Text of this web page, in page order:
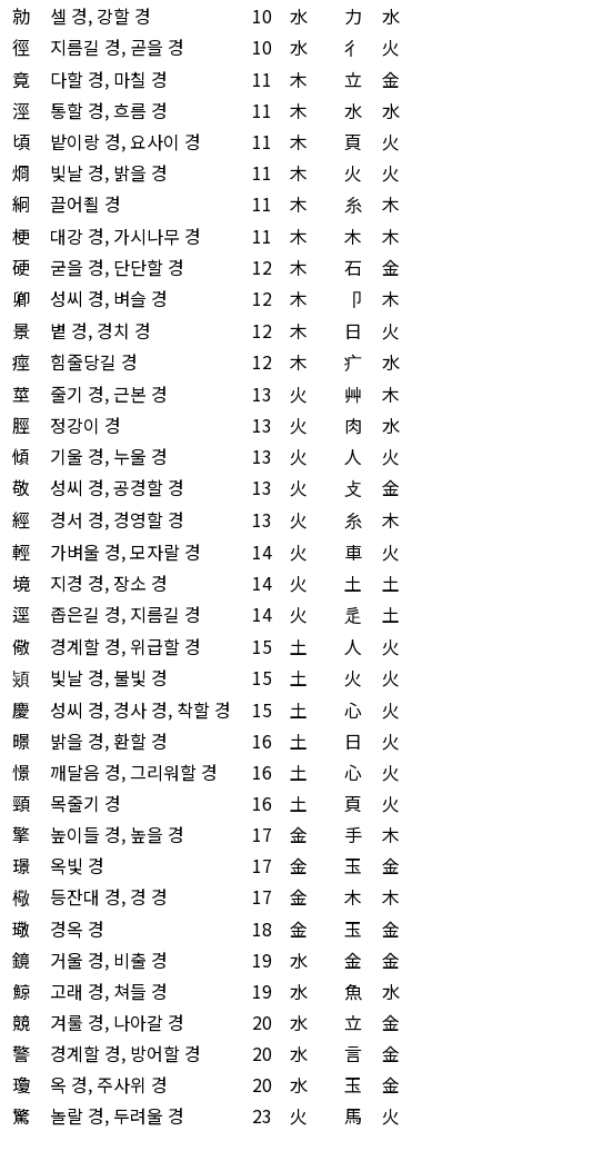
勍
셀 경, 강할 경 10 水 力
水
徑
지름길 경, 곧을 경 10 水 彳
火
竟
다할 경, 마칠 경 11 木 立
金
涇
통할 경, 흐름 경 11 木 水
水
頃
밭이랑 경, 요사이 경 11 木 頁
火
烱
빛날 경, 밝을 경 11 木 火
火
絅
끌어죌 경 11 木 糸
木
梗
대강 경, 가시나무 경 11 木 木
木
硬
굳을 경, 단단할 경 12 木 石
金
卿
성씨 경, 벼슬 경 12 木 卩
木
景
볕 경, 경치 경 12 木 日
火
痙
힘줄당길 경 12 木 疒
水
莖
줄기 경, 근본 경 13 火 艸
木
脛
정강이 경 13 火 肉
水
傾
기울 경, 누울 경 13 火 人
火
敬
성씨 경, 공경할 경 13 火 攴
金
經
경서 경, 경영할 경 13 火 糸
木
輕
가벼울 경, 모자랄 경 14 火 車
火
境
지경 경, 장소 경 14 火 土
土
逕
좁은길 경, 지름길 경 14 火 辵
土
儆
경계할 경, 위급할 경 15 土 人
火
熲
빛날 경, 불빛 경 15 土 火
火
慶
성씨 경, 경사 경, 착할 경 15 土 心
火
暻
밝을 경, 환할 경 16 土 日
火
憬
깨달음 경, 그리워할 경 16 土 心
火
頸
목줄기 경 16 土 頁
火
擎
높이들 경, 높을 경 17 金 手
木
璟
옥빛 경 17 金 玉
金
㯳
등잔대 경, 경 경 17 金 木
木
璥
경옥 경 18 金 玉
金
鏡
거울 경, 비출 경 19 水 金
金
鯨
고래 경, 쳐들 경 19 水 魚
水
競
겨룰 경, 나아갈 경 20 水 立
金
警
경계할 경, 방어할 경 20 水 言
金
瓊
옥 경, 주사위 경 20 水 玉
金
驚
놀랄 경, 두려울 경 23 火 馬 火